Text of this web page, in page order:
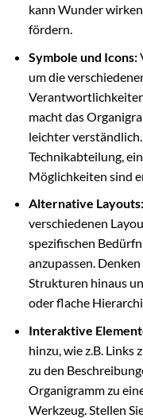
kann Wunder
fördern.
Symbole und Icons:
um die
macht das
leichter
Technikabteilung,
Möglichkeiten sind
Alternative Layouts:
verschiedenen
spezifischen
anzupassen.
Strukturen hinaus
oder flache
Interaktive
hinzu, wie z.B.
zu den
Organigramm zu
Werkzeug. Stellen